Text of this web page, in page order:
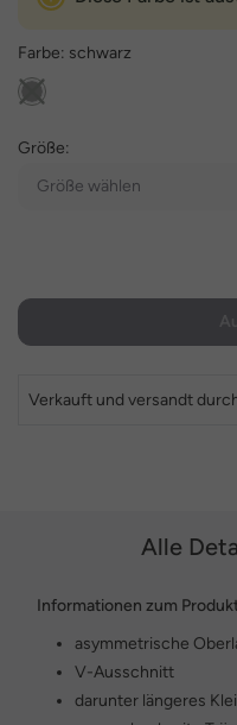
Farbe: schwarz
Größe:
Größe wählen
Verkauft und versandt
Alle
Informationen zum
asymmetrische
V-Ausschnitt
darunter längeres